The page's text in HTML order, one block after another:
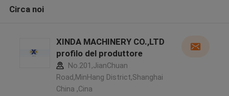
Circa noi
XINDA MACHINERY CO.,LTD
profilo del produttore
No.201,JianChuan
Road,MinHang District,Shanghai
China ,Cina